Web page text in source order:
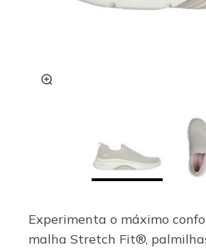
Experimenta o máximo
malha Stretch Fit®,